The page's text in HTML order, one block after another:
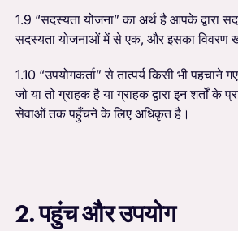
1.9 “सदस्यता योजना” का अर्थ है आपके द्वारा
सदस्यता योजनाओं में से एक, और इसका विवरण
1.10 “उपयोगकर्ता” से तात्पर्य किसी भी पहचाने
जो या तो ग्राहक है या ग्राहक द्वारा इन शर्तों के
सेवाओं तक पहुँचने के लिए अधिकृत है।
2. पहुंच और उपयोग